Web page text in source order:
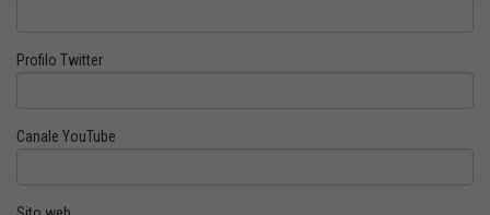
Profilo Twitter
Canale YouTube